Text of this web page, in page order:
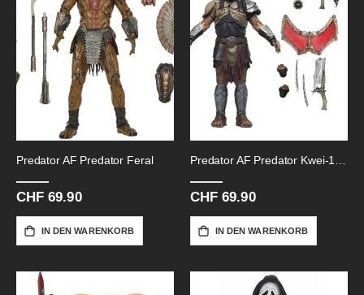
Predator AF Predator Feral
CHF 69.90
IN DEN WARENKORB
CHF 69.90
IN DEN WARENKORB